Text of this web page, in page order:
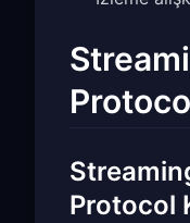
Protocol